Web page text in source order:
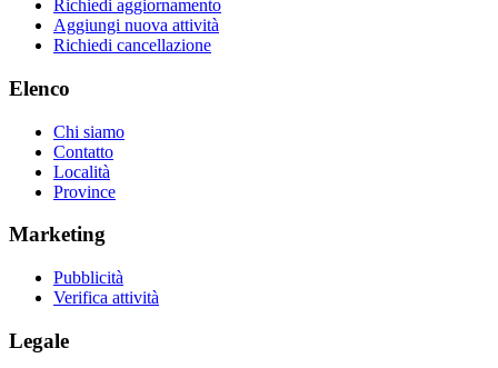
Richiedi aggiornamento
Aggiungi nuova attività
Richiedi cancellazione
Elenco
Chi siamo
Contatto
Località
Province
Marketing
Pubblicità
Verifica attività
Legale